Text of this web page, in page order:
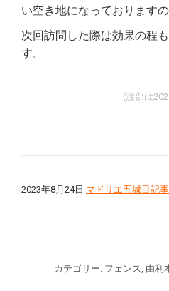
い空き地になっておりますの
次回訪問した際は効果の程
す。
(渡部は
2023年8月24日 マドリエ五城目記事
カテゴリー: フェンス, 由利